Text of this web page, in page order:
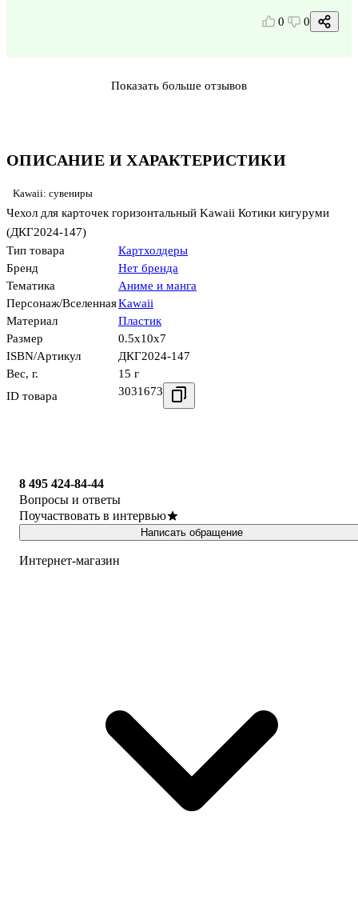
ОПИСАНИЕ И ХАРАКТЕРИСТИКИ
Kawaii: сувениры
Чехол для карточек горизонтальный Kawaii Котики кигуруми
(ДКГ2024-147)
Тип товара
Картхолдеры
Бренд
Нет бренда
Тематика
Аниме и манга
Персонаж/ВселеннаяKawaii
Материал
Пластик
Размер
0.5x10x7
ISBN/Артикул
ДКГ2024-147
Вес, г.
15 г
ID товара
3031673
0 0
Показать больше отзывов
8 495 424-84-44
Вопросы и ответы
Поучаствовать в интервью
Написать обращение
Интернет-магазин